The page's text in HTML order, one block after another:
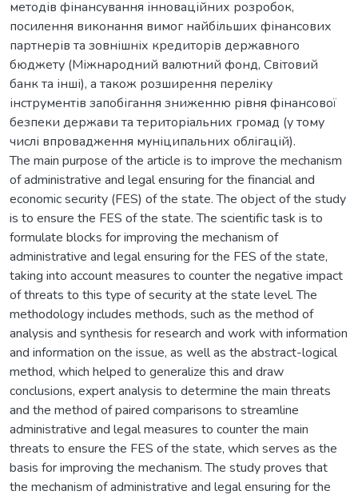
методів фінансування інноваційних розробок,
посилення виконання вимог найбільших фінансових
партнерів та зовнішніх кредиторів державного
бюджету (Міжнародний валютний фонд, Світовий
банк та інші), а також розширення переліку
інструментів запобігання зниженню рівня фінансової
безпеки держави та територіальних громад (у тому
числі впровадження муніципальних облігацій).
The main purpose of the article is to improve the mechanism
of administrative and legal ensuring for the financial and
economic security (FES) of the state. The object of the study
is to ensure the FES of the state. The scientific task is to
formulate blocks for improving the mechanism of
administrative and legal ensuring for the FES of the state,
taking into account measures to counter the negative impact
of threats to this type of security at the state level. The
methodology includes methods, such as the method of
analysis and synthesis for research and work with information
and information on the issue, as well as the abstract-logical
method, which helped to generalize this and draw
conclusions, expert analysis to determine the main threats
and the method of paired comparisons to streamline
administrative and legal measures to counter the main
threats to ensure the FES of the state, which serves as the
basis for improving the mechanism. The study proves that
the mechanism of administrative and legal ensuring for the